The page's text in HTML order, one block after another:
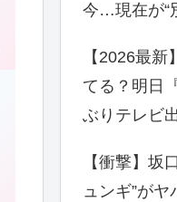
今…現在が“
【2026最
てる？明日
ぶりテレビ
【衝撃】坂
ュンギ”が